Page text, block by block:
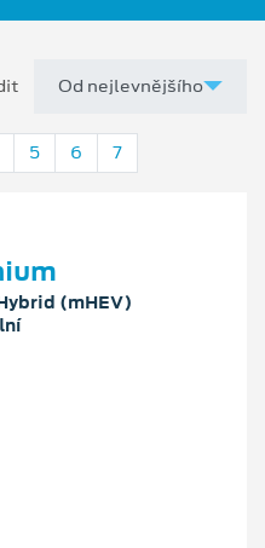
5 6 7
(mHEV)